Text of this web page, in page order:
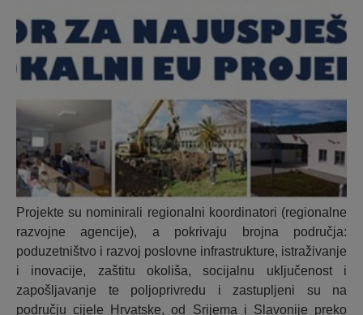
Projekte su nominirali regionalni koordinatori (regionalne
razvojne agencije), a pokrivaju brojna područja:
poduzetništvo i razvoj poslovne infrastrukture, istraživanje
i inovacije, zaštitu okoliša, socijalnu uključenost i
zapošljavanje te poljoprivredu i zastupljeni su na
području cijele Hrvatske, od Srijema i Slavonije preko